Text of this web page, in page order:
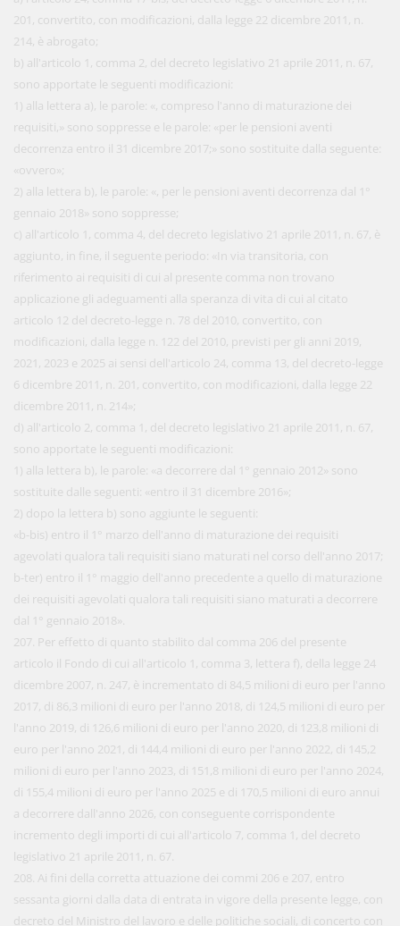
201, convertito, con modificazioni, dalla legge 22 dicembre 2011, n.
214, è abrogato;
b) all'articolo 1, comma 2, del decreto legislativo 21 aprile 2011, n. 67,
sono apportate le seguenti modificazioni:
1) alla lettera a), le parole: «, compreso l'anno di maturazione dei
requisiti,» sono soppresse e le parole: «per le pensioni aventi
decorrenza entro il 31 dicembre 2017;» sono sostituite dalla seguente:
«ovvero»;
2) alla lettera b), le parole: «, per le pensioni aventi decorrenza dal 1°
gennaio 2018» sono soppresse;
c) all'articolo 1, comma 4, del decreto legislativo 21 aprile 2011, n. 67, è
aggiunto, in fine, il seguente periodo: «In via transitoria, con
riferimento ai requisiti di cui al presente comma non trovano
applicazione gli adeguamenti alla speranza di vita di cui al citato
articolo 12 del decreto-legge n. 78 del 2010, convertito, con
modificazioni, dalla legge n. 122 del 2010, previsti per gli anni 2019,
2021, 2023 e 2025 ai sensi dell'articolo 24, comma 13, del decreto-legge
6 dicembre 2011, n. 201, convertito, con modificazioni, dalla legge 22
dicembre 2011, n. 214»;
d) all'articolo 2, comma 1, del decreto legislativo 21 aprile 2011, n. 67,
sono apportate le seguenti modificazioni:
1) alla lettera b), le parole: «a decorrere dal 1° gennaio 2012» sono
sostituite dalle seguenti: «entro il 31 dicembre 2016»;
2) dopo la lettera b) sono aggiunte le seguenti:
«b-bis) entro il 1° marzo dell'anno di maturazione dei requisiti
agevolati qualora tali requisiti siano maturati nel corso dell'anno 2017;
b-ter) entro il 1° maggio dell'anno precedente a quello di maturazione
dei requisiti agevolati qualora tali requisiti siano maturati a decorrere
dal 1° gennaio 2018».
207. Per effetto di quanto stabilito dal comma 206 del presente
articolo il Fondo di cui all'articolo 1, comma 3, lettera f), della legge 24
dicembre 2007, n. 247, è incrementato di 84,5 milioni di euro per l'anno
2017, di 86,3 milioni di euro per l'anno 2018, di 124,5 milioni di euro per
l'anno 2019, di 126,6 milioni di euro per l'anno 2020, di 123,8 milioni di
euro per l'anno 2021, di 144,4 milioni di euro per l'anno 2022, di 145,2
milioni di euro per l'anno 2023, di 151,8 milioni di euro per l'anno 2024,
di 155,4 milioni di euro per l'anno 2025 e di 170,5 milioni di euro annui
a decorrere dall'anno 2026, con conseguente corrispondente
incremento degli importi di cui all'articolo 7, comma 1, del decreto
legislativo 21 aprile 2011, n. 67.
208. Ai fini della corretta attuazione dei commi 206 e 207, entro
sessanta giorni dalla data di entrata in vigore della presente legge, con
decreto del Ministro del lavoro e delle politiche sociali, di concerto con